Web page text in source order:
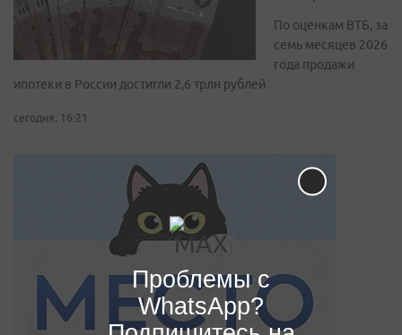
По оценкам ВТБ, за
семь месяцев 2026
года продажи
ипотеки в России достигли 2,6 трлн рублей
сегодня, 16:21
Проблемы с
WhatsApp?